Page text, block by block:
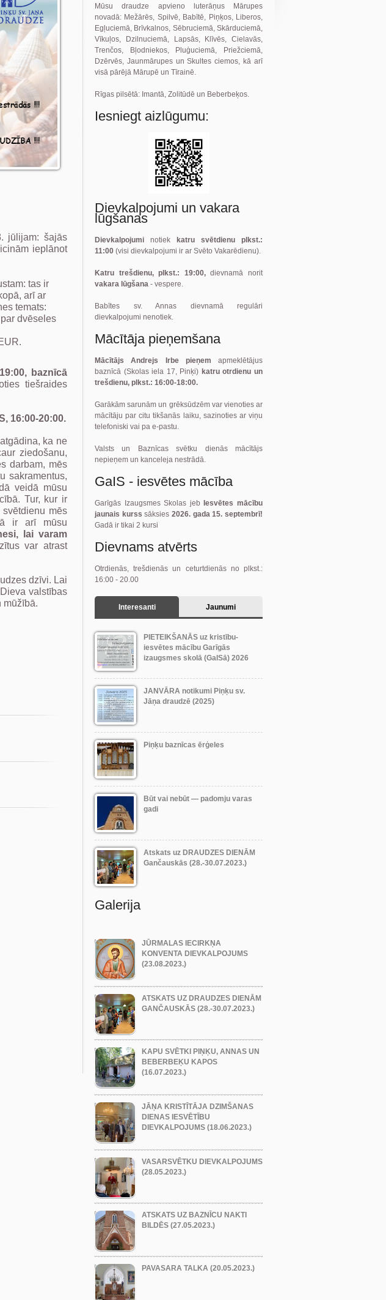
jūlijam: šajās
ieplānot
tas ir
arī ar
temats:
dvēseles
baznīcā
tiešraides
16:00-20:00.
ka ne
ziedošanu,
darbam, mēs
sakramentus,
veidā mūsu
Tur, kur ir
mēs
ir arī mūsu
lai varam
var atrast
dzīvi. Lai
valstības
mūžībā.
Mūsu draudze apvieno luterāņus Mārupes
novadā: Mežārēs, Spilvē, Babītē, Piņķos, Liberos,
Egļuciemā, Brīvkalnos, Sēbruciemā, Skārduciemā,
Vīkuļos, Dzilnuciemā, Lapsās, Klīvēs, Cielavās,
Trenčos, Bļodniekos, Pluģuciemā, Priežciemā,
Dzērvēs, Jaunmārupes un Skultes ciemos, kā arī
visā pārējā Mārupē un Tīrainē.
Rīgas pilsētā: Imantā, Zolitūdē un Beberbeķos.
Iesniegt aizlūgumu:
Dievkalpojumi un vakara
lūgšanas
Dievkalpojumi notiek
katru svētdienu plkst.:
11:00 (visi dievkalpojumi ir ar Svēto Vakarēdienu).
Katru trešdienu, plkst.: 19:00,dievnamā norit
vakara lūgšana - vespere.
Babītes sv. Annas dievnamā regulāri
dievkalpojumi nenotiek.
Mācītāja pieņemšana
Mācītājs Andrejs Irbe pieņem apmeklētājus
baznīcā (Skolas iela 17, Pinķi) katru otrdienu un
trešdienu, plkst.: 16:00-18:00.
Garākām sarunām un grēksūdzēm var vienoties ar
mācītāju par citu tikšanās laiku, sazinoties ar viņu
telefoniski vai pa e-pastu.
Valsts un Baznīcas svētku dienās mācītājs
nepieņem un kanceleja nestrādā.
GaIS - iesvētes mācība
Garīgās Izaugsmes Skolas jeb
Iesvētes mācību
jaunais kurss sāksies2026. gada 15. septembrī!
Gadā ir tikai 2 kursi
Dievnams atvērts
Otrdienās, trešdienās un ceturtdienās no plkst.:
16:00 - 20.00
Interesanti Jaunumi
PIETEIKŠANĀS uz kristību-
iesvētes mācību Garīgās
izaugsmes skolā (GaISā) 2026
JANVĀRA notikumi Piņķu sv.
Jāņa draudzē (2025)
Piņķu baznīcas ērģeles
Būt vai nebūt — padomju varas
gadi
Atskats uz DRAUDZES DIENĀM
Gančauskās (28.-30.07.2023.)
Galerija
JŪRMALAS IECIRKŅA
KONVENTA DIEVKALPOJUMS
(23.08.2023.)
ATSKATS UZ DRAUDZES DIENĀM
GANČAUSKĀS (28.-30.07.2023.)
KAPU SVĒTKI PIŅĶU, ANNAS UN
BEBERBEĶU KAPOS
(16.07.2023.)
JĀŅA KRISTĪTĀJA DZIMŠANAS
DIENAS IESVĒTĪBU
DIEVKALPOJUMS (18.06.2023.)
VASARSVĒTKU DIEVKALPOJUMS
(28.05.2023.)
ATSKATS UZ BAZNĪCU NAKTI
BILDĒS (27.05.2023.)
PAVASARA TALKA (20.05.2023.)